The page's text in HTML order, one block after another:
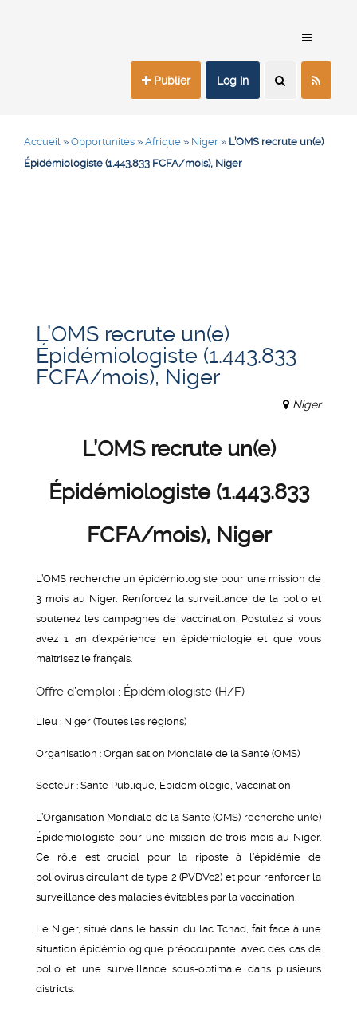
Publier Log In
Accueil » Opportunités » Afrique » Niger » L’OMS recrute un(e)
Épidémiologiste (1.443.833 FCFA/mois), Niger
L’OMS recrute un(e)
Épidémiologiste (1.443.833
FCFA/mois), Niger
Niger
L’OMS recrute un(e)
Épidémiologiste (1.443.833
FCFA/mois), Niger
L’OMS recherche un épidémiologiste pour une mission de
3 mois au Niger. Renforcez la surveillance de la polio et
soutenez les campagnes de vaccination. Postulez si vous
avez 1 an d’expérience en épidémiologie et que vous
maîtrisez le français.
Offre d’emploi : Épidémiologiste (H/F)
Lieu : Niger (Toutes les régions)
Organisation : Organisation Mondiale de la Santé (OMS)
Secteur : Santé Publique, Épidémiologie, Vaccination
L’Organisation Mondiale de la Santé (OMS) recherche un(e)
Épidémiologiste pour une mission de trois mois au Niger.
Ce rôle est crucial pour la riposte à l’épidémie de
poliovirus circulant de type 2 (PVDVc2) et pour renforcer la
surveillance des maladies évitables par la vaccination.
Le Niger, situé dans le bassin du lac Tchad, fait face à une
situation épidémiologique préoccupante, avec des cas de
polio et une surveillance sous-optimale dans plusieurs
districts.